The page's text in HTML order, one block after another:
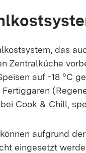
das
Zentralküche
auf -18 °C
Fertiggaren
Cook & Chill,
aufgrund
eingesetzt